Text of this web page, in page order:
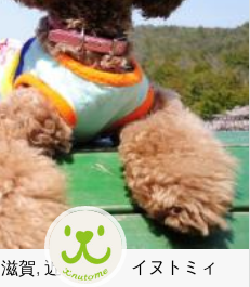
イヌトミィ
滋賀,近